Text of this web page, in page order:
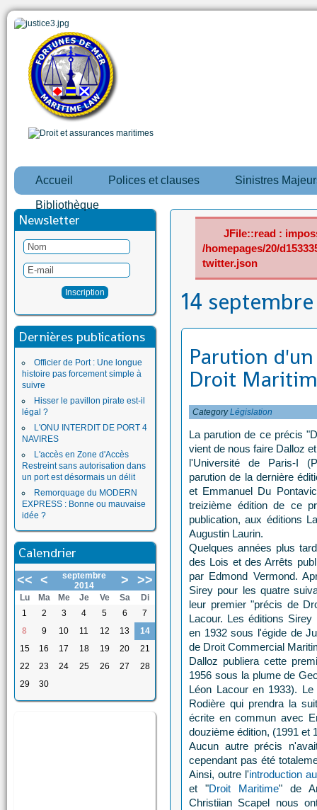
Accueil Polices et clauses Sinistres
Bibliothèque
Newsletter
Dernières publications
Officier de Port : Une longue
histoire pas forcement simple à
suivre
Hisser le pavillon pirate est-il
légal ?
L'ONU INTERDIT DE PORT 4
NAVIRES
L'accès en Zone d'Accès
Restreint sans autorisation dans
un port est désormais un délit
Remorquage du MODERN
EXPRESS : Bonne ou mauvaise
idée ?
Calendrier
<< <
septembre
2014
> >>
Lu Ma Me Je Ve Sa
Di
1
2 3 4 5 6
7
8
9 10 11 12 13
14
15
16 17 18 19 20
21
22
23 24 25 26 27
28
29
30
JFile::read :
/homepages/20/
twitter.json
14
Parution
Droit
CategoryLégislation
La parution de ce précis
vient de nous faire Dalloz
l'Université de Paris-I
parution de la dernière
et Emmanuel Du
treizième édition de ce
publication, aux éditions
Augustin Laurin.
Quelques années plus
des Lois et des Arrêts
par Edmond Vermond.
Sirey pour les quatre
leur premier "précis de
Lacour. Les éditions
en 1932 sous l'égide de
de Droit Commercial
Dalloz publiera cette
1956 sous la plume de
Léon Lacour en 1933).
Rodière qui prendra la
écrite en commun avec
douzième édition, (1991 et
Aucun autre précis
cependant pas été
Ainsi, outre l'introduction
et "Droit Maritime" de
Christiian Scapel nous